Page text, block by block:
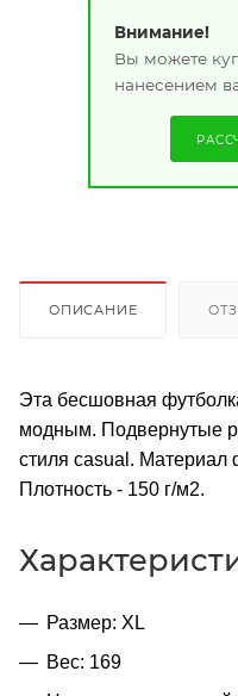
Внимание!
Вы можете
нанесением
ОПИСАНИЕ
Эта бесшовная
модным. Подвернутые
стиля casual. Материал
Плотность - 150 г/м2.
Размер: XL
Вес: 169